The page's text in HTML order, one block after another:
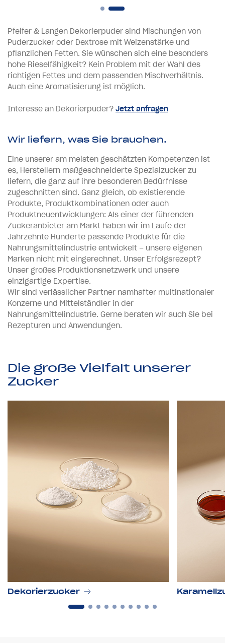
Pfeifer & Langen Dekorierpuder sind Mischungen von
Puderzucker oder Dextrose mit Weizenstärke und
pflanzlichen Fetten. Sie wünschen sich eine besonders
hohe Rieselfähigkeit? Kein Problem mit der Wahl des
richtigen Fettes und dem passenden Mischverhältnis.
Auch eine Aromatisierung ist möglich.
Interesse an Dekorierpuder? Jetzt anfragen
Wir liefern, was Sie brauchen.
Eine unserer am meisten geschätzten Kompetenzen ist
es, Herstellern maßgeschneiderte Spezialzucker zu
liefern, die ganz auf ihre besonderen Bedürfnisse
zugeschnitten sind. Ganz gleich, ob existierende
Produkte, Produktkombinationen oder auch
Produktneuentwicklungen: Als einer der führenden
Zuckeranbieter am Markt haben wir im Laufe der
Jahrzehnte Hunderte passende Produkte für die
Nahrungsmittelindustrie entwickelt – unsere eigenen
Marken nicht mit eingerechnet. Unser Erfolgsrezept?
Unser großes Produktionsnetzwerk und unsere
einzigartige Expertise.
Wir sind verlässlicher Partner namhafter multinationaler
Konzerne und Mittelständler in der
Nahrungsmittelindustrie. Gerne beraten wir auch Sie bei
Rezepturen und Anwendungen.
Die große Vielfalt unserer
Zucker
Dekorierzucker